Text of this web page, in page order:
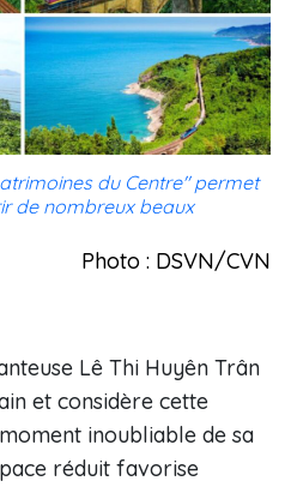
du Centre" permet
de nombreux beaux
Photo : DSVN/CVN
Lê Thi Huyên Trân
et considère cette
inoubliable de sa
réduit favorise